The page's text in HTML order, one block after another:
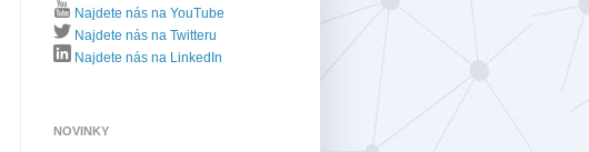
Najdete nás na YouTube
Najdete nás na Twitteru
Najdete nás na LinkedIn
NOVINKY